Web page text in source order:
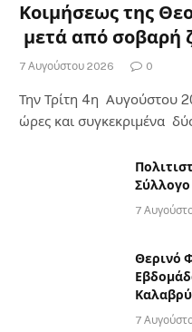
Κοιμήσεως της
μετά από σοβαρή
7 Αυγούστου 2026 0
Την Τρίτη 4η Αυγούστου
ώρες και συγκεκριμένα
7
Θερινό
7